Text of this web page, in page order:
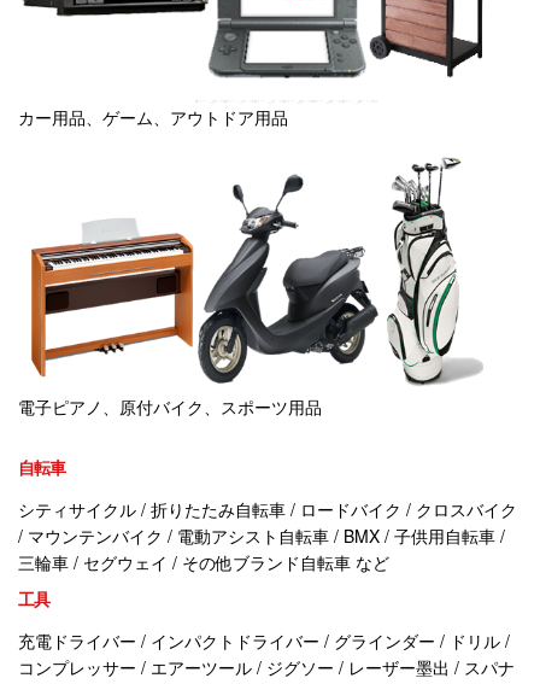
カー用品、ゲーム、アウトドア用品
電子ピアノ、原付バイク、スポーツ用品
自転車
シティサイクル / 折りたたみ自転車 / ロードバイク / クロスバイク
/ マウンテンバイク / 電動アシスト自転車 / BMX / 子供用自転車 /
三輪車 / セグウェイ / その他ブランド自転車 など
工具
充電ドライバー / インパクトドライバー / グラインダー / ドリル /
コンプレッサー / エアーツール / ジグソー / レーザー墨出 / スパナ